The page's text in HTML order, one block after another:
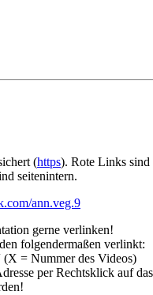
(https). Rote Links sind
seitenintern.
ann.veg.9
gerne verlinken!
folgendermaßen verlinkt:
(X = Nummer des Videos)
per Rechtsklick auf